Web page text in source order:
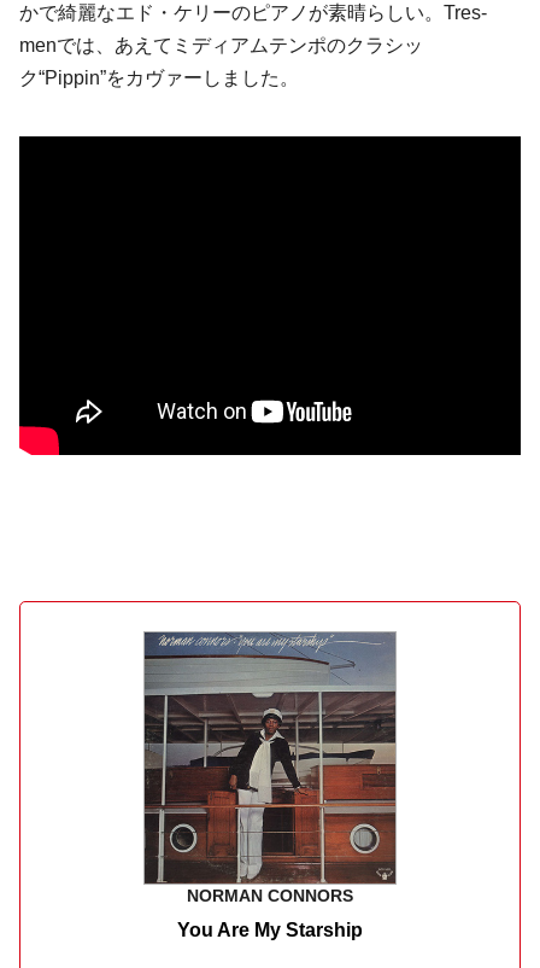
かで綺麗なエド・ケリーのピアノが素晴らしい。 Tres-
menでは、あえてミディアムテンポのクラシッ
ク“Pippin”をカヴァーしました。
NORMAN CONNORS
You Are My Starship